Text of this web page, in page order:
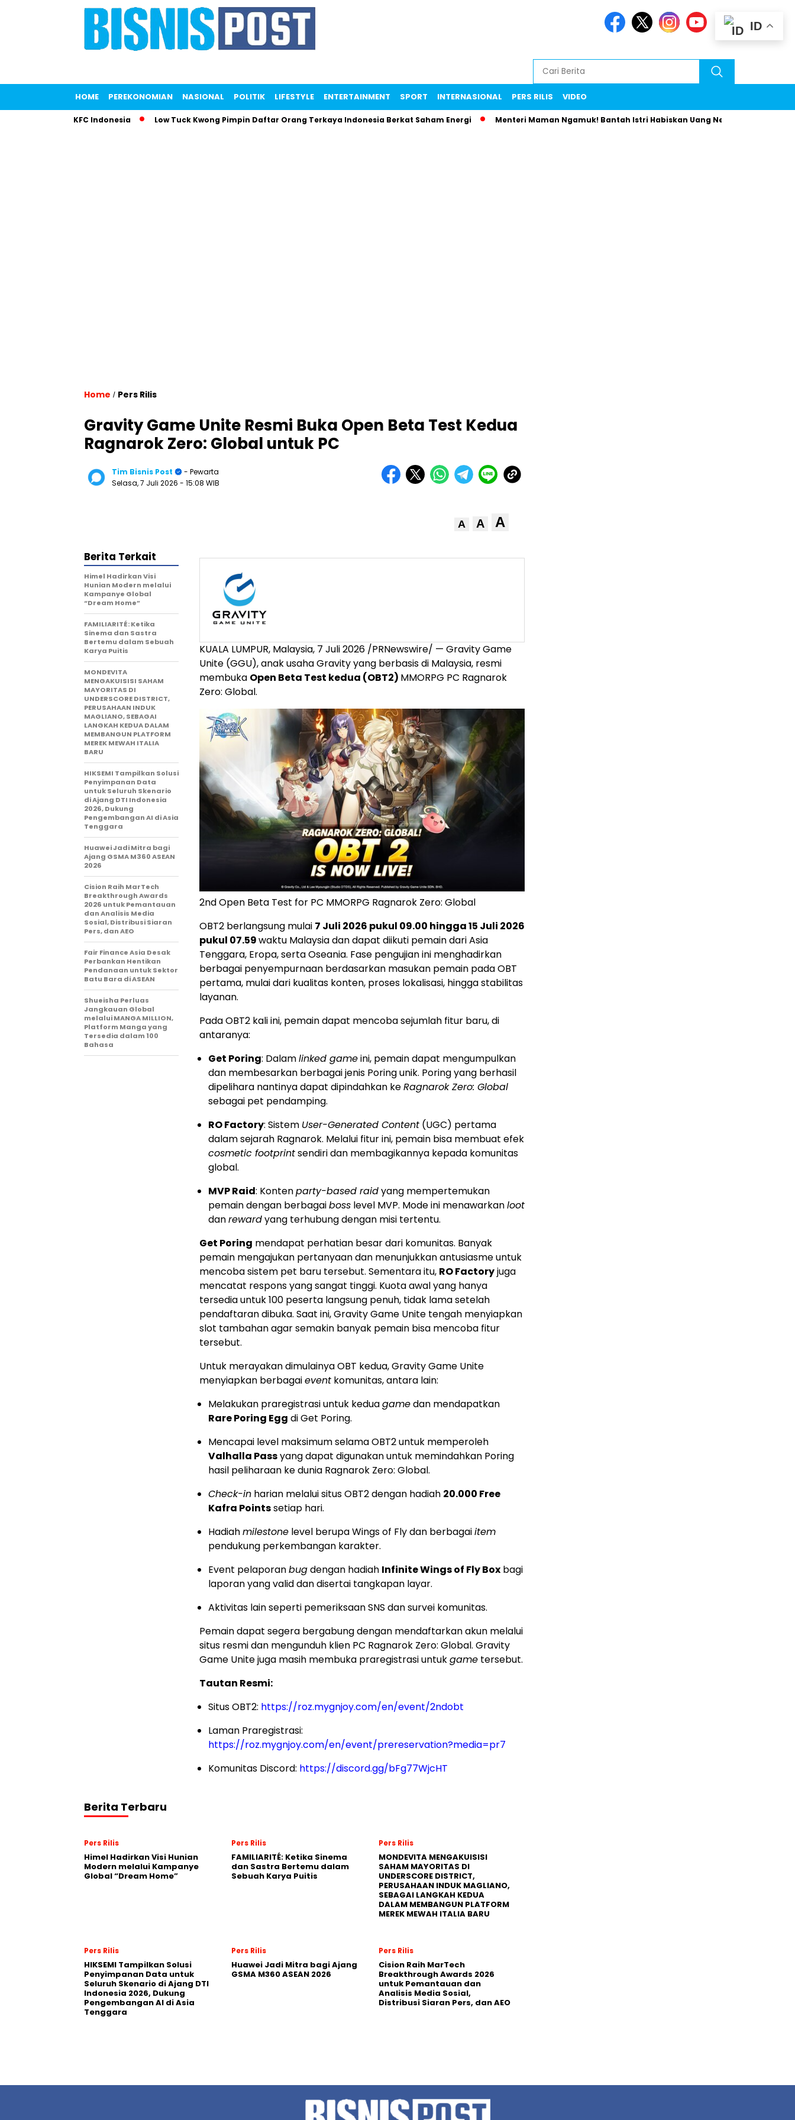
HOME PEREKONOMIAN NASIONAL POLITIK LIFESTYLE ENTERTAINMENT SPORT INTERNASIONAL PERS RILIS VIDEO
KFC Indonesia Low Tuck Kwong Pimpin Daftar Orang Terkaya Indonesia Berkat Saham Energi Menteri Maman Ngamuk! Bantah Istri Habiskan Uang Negara Liburan ke Eropa
Home / Pers Rilis
Gravity Game Unite Resmi Buka Open Beta Test Kedua
Ragnarok Zero: Global untuk PC
Tim Bisnis Post
- Pewarta
Selasa, 7 Juli 2026 - 15:08 WIB
A A A
KUALA LUMPUR, Malaysia, 7 Juli 2026 /PRNewswire/ — Gravity Game
Unite (GGU), anak usaha Gravity yang berbasis di Malaysia, resmi
membuka Open Beta Test kedua (OBT2) MMORPG PC Ragnarok
Zero: Global.
2nd Open Beta Test for PC MMORPG Ragnarok Zero: Global
OBT2 berlangsung mulai 7 Juli 2026 pukul 09.00 hingga 15 Juli 2026
pukul 07.59waktu Malaysia dan dapat diikuti pemain dari Asia
Tenggara, Eropa, serta Oseania. Fase pengujian ini menghadirkan
berbagai penyempurnaan berdasarkan masukan pemain pada OBT
pertama, mulai dari kualitas konten, proses lokalisasi, hingga stabilitas
layanan.
Pada OBT2 kali ini, pemain dapat mencoba sejumlah fitur baru, di
antaranya:
Get Poring: Dalamlinked gameini, pemain dapat mengumpulkan
dan membesarkan berbagai jenis Poring unik. Poring yang berhasil
dipelihara nantinya dapat dipindahkan keRagnarok Zero: Global
sebagai pet pendamping.
RO Factory: Sistem User-Generated Content (UGC) pertama
dalam sejarah Ragnarok. Melalui fitur ini, pemain bisa membuat efek
cosmetic footprintsendiri dan membagikannya kepada komunitas
global.
MVP Raid: Kontenparty-based raidyang mempertemukan
pemain dengan berbagaiboss level MVP. Mode ini menawarkanloot
danrewardyang terhubung dengan misi tertentu.
Get Poring mendapat perhatian besar dari komunitas. Banyak
pemain mengajukan pertanyaan dan menunjukkan antusiasme untuk
mencoba sistem pet baru tersebut. Sementara itu, RO Factoryjuga
mencatat respons yang sangat tinggi. Kuota awal yang hanya
tersedia untuk 100 peserta langsung penuh, tidak lama setelah
pendaftaran dibuka. Saat ini, Gravity Game Unite tengah menyiapkan
slot tambahan agar semakin banyak pemain bisa mencoba fitur
tersebut.
Untuk merayakan dimulainya OBT kedua, Gravity Game Unite
menyiapkan berbagaievent komunitas, antara lain:
Melakukan praregistrasi untuk keduagamedan mendapatkan
Rare Poring Egg di Get Poring.
Mencapai level maksimum selama OBT2 untuk memperoleh
Valhalla Passyang dapat digunakan untuk memindahkan Poring
hasil peliharaan ke dunia Ragnarok Zero: Global.
Check-in harian melalui situs OBT2 dengan hadiah 20.000 Free
Kafra Pointssetiap hari.
Hadiahmilestone level berupa Wings of Fly dan berbagaiitem
pendukung perkembangan karakter.
Event pelaporanbugdengan hadiah Infinite Wings of Fly Box bagi
laporan yang valid dan disertai tangkapan layar.
Aktivitas lain seperti pemeriksaan SNS dan survei komunitas.
Pemain dapat segera bergabung dengan mendaftarkan akun melalui
situs resmi dan mengunduh klien PC Ragnarok Zero: Global. Gravity
Game Unite juga masih membuka praregistrasi untukgame tersebut.
Tautan Resmi:
Situs OBT2: https://roz.mygnjoy.com/en/event/2ndobt
Laman Praregistrasi:
https://roz.mygnjoy.com/en/event/prereservation?media=pr7
Komunitas Discord: https://discord.gg/bFg77WjcHT
Berita Terkait
Himel Hadirkan Visi
Hunian Modern melalui
Kampanye Global
“Dream Home”
FAMILIARITÉ: Ketika
Sinema dan Sastra
Bertemu dalam Sebuah
Karya Puitis
MONDEVITA
MENGAKUISISI SAHAM
MAYORITAS DI
UNDERSCORE DISTRICT,
PERUSAHAAN INDUK
MAGLIANO, SEBAGAI
LANGKAH KEDUA DALAM
MEMBANGUN PLATFORM
MEREK MEWAH ITALIA
BARU
HIKSEMI Tampilkan Solusi
Penyimpanan Data
untuk Seluruh Skenario
di Ajang DTI Indonesia
2026, Dukung
Pengembangan AI di Asia
Tenggara
Huawei Jadi Mitra bagi
Ajang GSMA M360 ASEAN
2026
Cision Raih MarTech
Breakthrough Awards
2026 untuk Pemantauan
dan Analisis Media
Sosial, Distribusi Siaran
Pers, dan AEO
Fair Finance Asia Desak
Perbankan Hentikan
Pendanaan untuk Sektor
Batu Bara di ASEAN
Shueisha Perluas
Jangkauan Global
melalui MANGA MILLION,
Platform Manga yang
Tersedia dalam 100
Bahasa
Berita Terbaru
Pers Rilis
Himel Hadirkan Visi Hunian
Modern melalui Kampanye
Global “Dream Home”
Pers Rilis
FAMILIARITÉ: Ketika Sinema
dan Sastra Bertemu dalam
Sebuah Karya Puitis
Pers Rilis
MONDEVITA MENGAKUISISI
SAHAM MAYORITAS DI
UNDERSCORE DISTRICT,
PERUSAHAAN INDUK MAGLIANO,
SEBAGAI LANGKAH KEDUA
DALAM MEMBANGUN PLATFORM
MEREK MEWAH ITALIA BARU
Pers Rilis
HIKSEMI Tampilkan Solusi
Penyimpanan Data untuk
Seluruh Skenario di Ajang DTI
Indonesia 2026, Dukung
Pengembangan AI di Asia
Tenggara
Pers Rilis
Huawei Jadi Mitra bagi Ajang
GSMA M360 ASEAN 2026
Pers Rilis
Cision Raih MarTech
Breakthrough Awards 2026
untuk Pemantauan dan
Analisis Media Sosial,
Distribusi Siaran Pers, dan AEO
ID